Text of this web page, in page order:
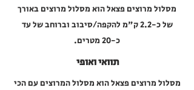
מסלול מרוצים פצאל הוא מסלול מרוצים באורך
של כ-2.2 ק"מ להקפה/סיבוב וברוחב של עד
כ-20 מטרים.
תוואי ואופי
מסלול מרוצים פצאל הוא מסלול המרוצים עם הכי